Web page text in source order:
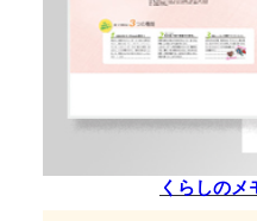
くらしの